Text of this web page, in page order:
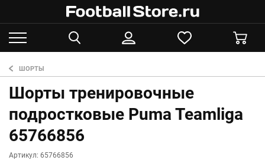
ШОРТЫ
Шорты тренировочные
подростковые Puma Teamliga
65766856
Артикул: 65766856